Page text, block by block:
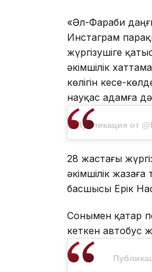
«Әл-Фараби
Инстаграм
жүргізушіге
әкімшілік
көлігін кесе-
науқас адамға
Публикация от
28 жастағы
әкімшілік жазаға
басшысы Ерік
Сонымен қатар
кеткен автобус